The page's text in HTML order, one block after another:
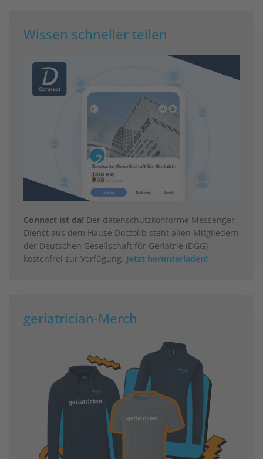
Wissen schneller teilen
Connect ist da! Der datenschutzkonforme Messenger-
Dienst aus dem Hause Doctolib steht allen Mitgliedern
der Deutschen Gesellschaft für Geriatrie (DGG)
kostenfrei zur Verfügung. Jetzt herunterladen!
geriatrician-Merch